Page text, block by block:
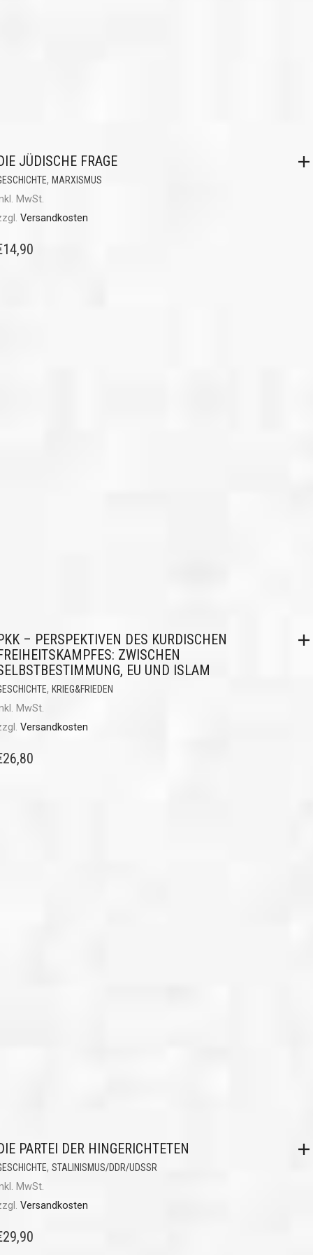
JÜDISCHE FRAGE
, MARXISMUS
MwSt.
Versandkosten
14,90
– PERSPEKTIVEN DES KURDISCHEN
ZWISCHEN
EU UND ISLAM
, KRIEG&FRIEDEN
MwSt.
Versandkosten
26,80
PARTEI DER HINGERICHTETEN
, STALINISMUS/DDR/UDSSR
MwSt.
Versandkosten
29,90